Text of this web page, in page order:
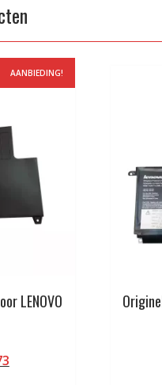
AANBIEDING!
LENOVO
Huidige